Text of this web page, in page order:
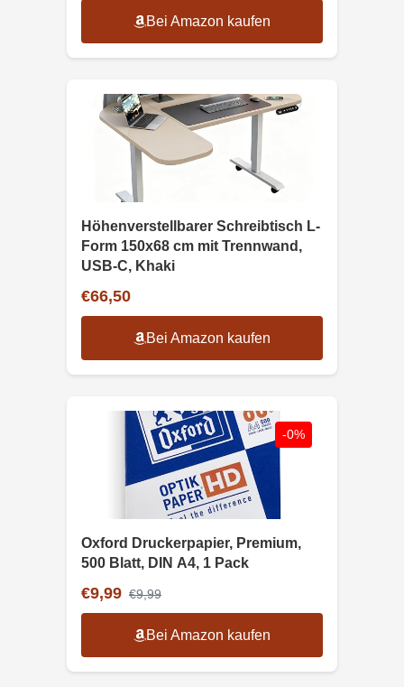
Bei Amazon kaufen
Höhenverstellbarer Schreibtisch L-
Form 150x68 cm mit Trennwand,
USB-C, Khaki
€66,50
Bei Amazon kaufen
-0%
Oxford Druckerpapier, Premium,
500 Blatt, DIN A4, 1 Pack
€9,99 €9,99
Bei Amazon kaufen